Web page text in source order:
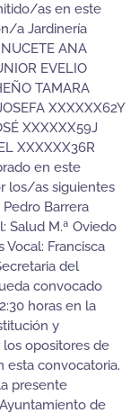
as en este
a Jardinería
ANA
EVELIO
TAMARA
XXXXXX62Y
XXXXXX59J
XXXXXX36R
en este
los/as siguientes
Barrera
Salud M.ª Oviedo
Vocal: Francisca
del
convocado
horas en la
y
opositores de
esta convocatoria.
presente
de